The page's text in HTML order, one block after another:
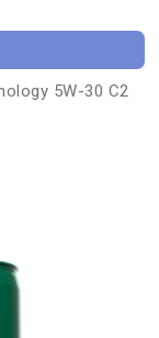
5W-30 C2